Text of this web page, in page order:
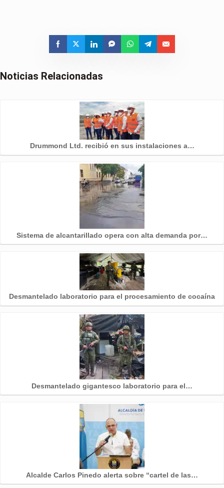
Noticias Relacionadas
Drummond Ltd. recibió en sus instalaciones a…
Sistema de alcantarillado opera con alta demanda por…
Desmantelado laboratorio para el procesamiento de cocaína
Desmantelado gigantesco laboratorio para el…
Alcalde Carlos Pinedo alerta sobre “cartel de las…